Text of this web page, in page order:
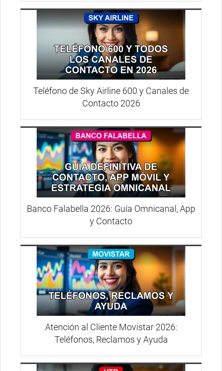
Teléfono de Sky Airline 600 y Canales de
Contacto 2026
Banco Falabella 2026: Guía Omnicanal, App
y Contacto
Atención al Cliente Movistar 2026:
Teléfonos, Reclamos y Ayuda